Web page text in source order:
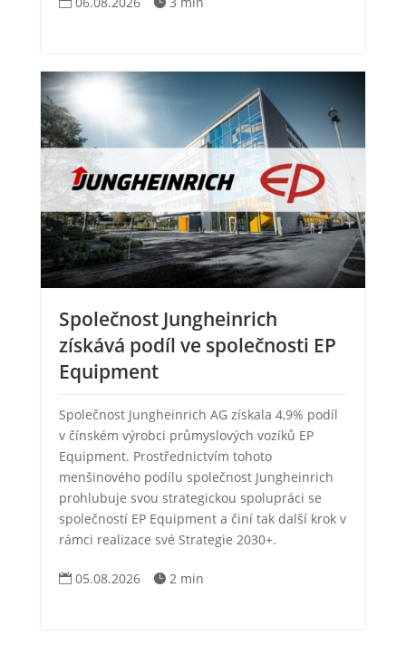
Společnost Jungheinrich
získává podíl ve společnosti EP
Equipment
Společnost Jungheinrich AG získala 4,9% podíl
v čínském výrobci průmyslových vozíků EP
Equipment. Prostřednictvím tohoto
menšinového podílu společnost Jungheinrich
prohlubuje svou strategickou spolupráci se
společností EP Equipment a činí tak další krok v
rámci realizace své Strategie 2030+.
 05.08.2026  2 min